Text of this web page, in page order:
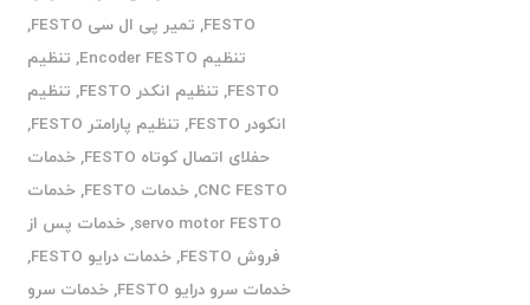
FESTO
, تمیر پی ال سی FESTO
,
تنظیم Encoder FESTO
, تنظیم
FESTO
, تنظیم انکدر FESTO , تنظیم
انکودر FESTO
, تنظیم پارامتر FESTO
,
حفلای اتصال کوتاه FESTO
,خدمات
CNC FESTO
,خدمات FESTO ,خدمات
servo motor FESTO
,خدمات پس از
فروش FESTO
,خدمات درایو FESTO
,
خدمات سرو درایو FESTO
,خدمات سرو